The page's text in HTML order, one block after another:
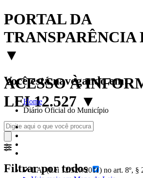
PORTAL DA
TRANSPARÊNCIA
▼
ACESSO À
LEI 12.527 ▼
Filtrar por todos
Você está navegando em:
Home
Diário Oficial do Município
✔ LAI (Lei 12.527/2011) no art. 8º, §